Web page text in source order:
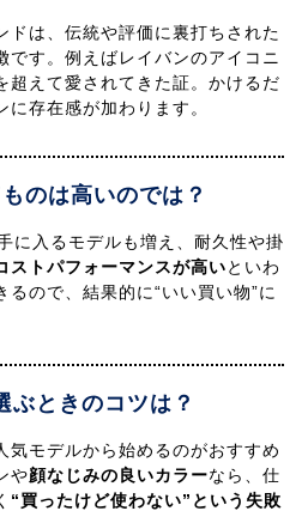
ドは、伝統や評価に裏打ちされた
です。例えばレイバンのアイコニ
超えて愛されてきた証。かけるだ
存在感が加わります。
のは高いのでは？
に入るモデルも増え、耐久性や掛
ストパフォーマンスが高いといわ
ので、結果的に“いい買い物”に
ぶときのコツは？
気モデルから始めるのがおすすめ
や顔なじみの良いカラーなら、仕
“買ったけど使わない”という失敗